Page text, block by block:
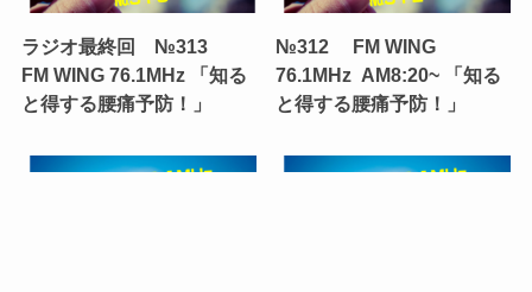
ラジオ最終回 №313
FM WING 76.1MHz 「知る
と得する腰痛予防！」
№312 FM WING
76.1MHz AM8:20~ 「知る
と得する腰痛予防！」